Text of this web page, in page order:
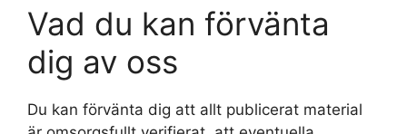
Vad du kan förvänta
dig av oss
Du kan förvänta dig att allt publicerat material